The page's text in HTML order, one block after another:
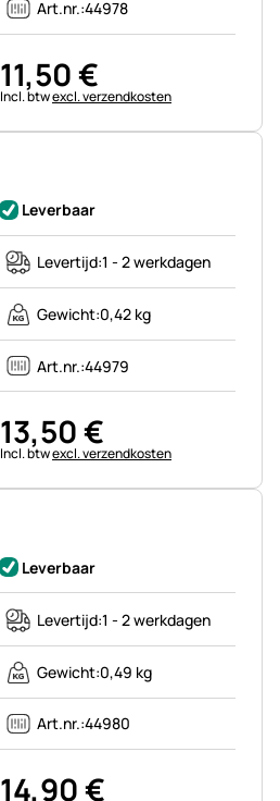
Art.nr.:44978
11,50€
Belastinginformatie:
Incl. btwexcl. verzendkosten
Leverbaar
Levertijd:1 - 2 werkdagen
Gewicht:0,42 kg
Art.nr.:44979
13,50€
Belastinginformatie:
Incl. btwexcl. verzendkosten
Leverbaar
Levertijd:1 - 2 werkdagen
Gewicht:0,49 kg
Art.nr.:44980
14,90€